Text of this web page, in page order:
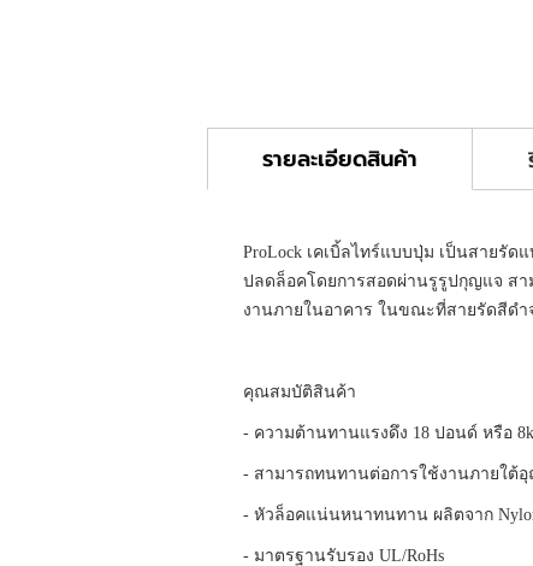
รายละเอียดสินค้า
ProLock เคเบิ้ลไทร์แบบปุ่ม เป็นสายรั
ปลดล็อคโดยการสอดผ่านรูรูปกุญแจ สา
งานภายในอาคาร ในขณะที่สายรัดสีดำ
คุณสมบัติสินค้า
- ความต้านทานแรงดึง 18 ปอนด์ หรือ
- สามารถทนทานต่อการใช้งานภายใต้
- หัวล็อคแน่นหนาทนทาน ผลิตจาก
- มาตรฐานรับรอง UL/RoHs